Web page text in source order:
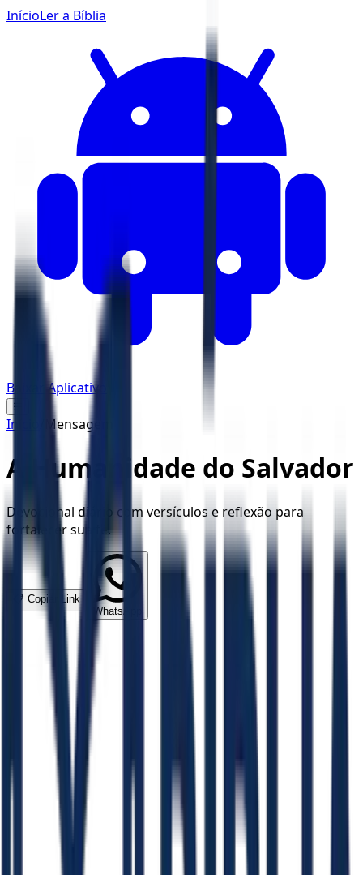
InícioLer a Bíblia
Baixar Aplicativo
☰
Início Mensagem
A Humanidade do Salvador
Devocional diário com versículos e reflexão para
fortalecer sua fé.
📋 Copiar Link
WhatsApp